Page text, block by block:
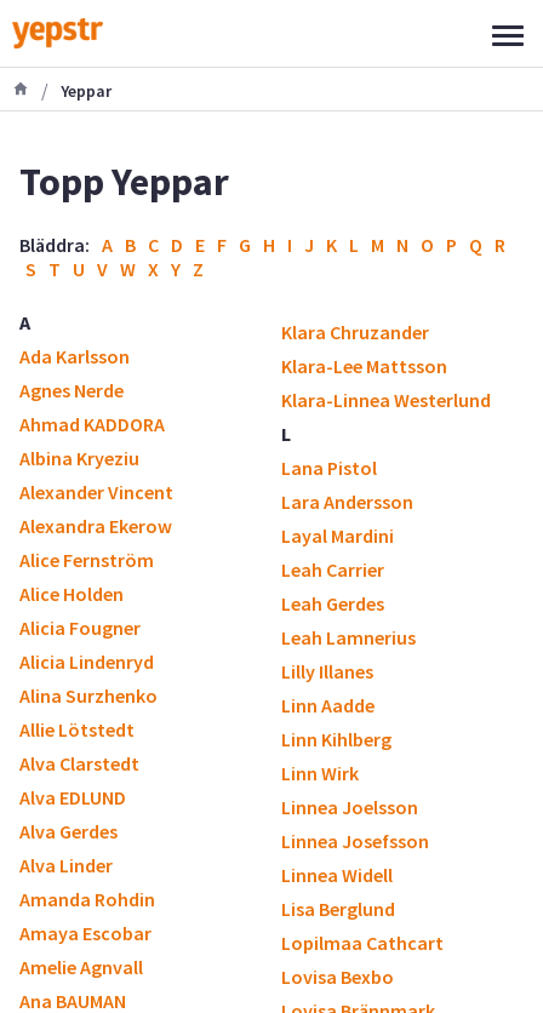
/ Yeppar
Topp Yeppar
Bläddra: A B C D E F G H I J K L M N O P Q R
S T U V W X Y Z
A
Ada Karlsson
Agnes Nerde
Ahmad KADDORA
Albina Kryeziu
Alexander Vincent
Alexandra Ekerow
Alice Fernström
Alice Holden
Alicia Fougner
Alicia Lindenryd
Alina Surzhenko
Allie Lötstedt
Alva Clarstedt
Alva EDLUND
Alva Gerdes
Alva Linder
Amanda Rohdin
Amaya Escobar
Amelie Agnvall
Ana BAUMAN
Klara Chruzander
Klara-Lee Mattsson
Klara-Linnea Westerlund
L
Lana Pistol
Lara Andersson
Layal Mardini
Leah Carrier
Leah Gerdes
Leah Lamnerius
Lilly Illanes
Linn Aadde
Linn Kihlberg
Linn Wirk
Linnea Joelsson
Linnea Josefsson
Linnea Widell
Lisa Berglund
Lopilmaa Cathcart
Lovisa Bexbo